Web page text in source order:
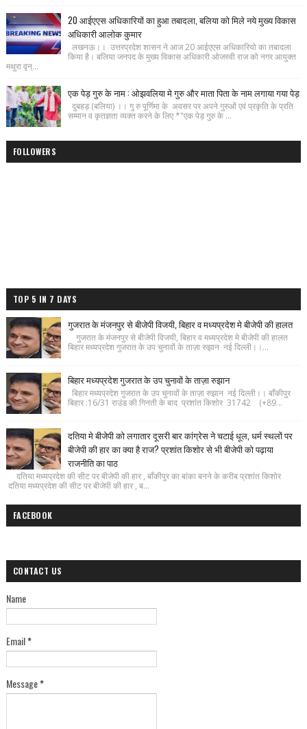
20 आईएएस अधिकारियों का हुआ तबादला, बलिया को मिले नये मुख्य विकास
अधिकारी आलोक कुमार
लखनऊ।। उत्तरप्रदेश शासन ने आज 20 आईएएस अधिकारियो का तबादला
किया है। बलिया जनपद के मुख्य विकास अधिकारी ओजस्वी राज को नगर आयुक्त
मथुरा वृन्...
एक पेड़ गुरु के नाम : ओझवलिया मे गुरु और माता पिता के नाम लगाया गया पेड़
दुबहड़ (बलिया) ।। गु रु पूर्णिमा के अवसर पर अपने गुरुओं एवं प्रकृति के प्रति
सम्मान व कृतज्ञता व्यक्त करने के लिए *"एक पेड़ गुरु के ...
FOLLOWERS
TOP 5 IN 7 DAYS
गुजरात के मंजनपुर से बीजेपी विजयी, बिहार व मध्यप्रदेश मे बीजेपी की हालत
गुजरात के मंजनपुर से बीजेपी विजयी, बिहार व मध्यप्रदेश मे बीजेपी की हालत
बिहार मध्यप्रदेश गुजरात के उप चुनावों के ताज़ा रुझान नई दिल्ली।।...
बिहार मध्यप्रदेश गुजरात के उप चुनावों के ताज़ा रुझान
बिहार मध्यप्रदेश गुजरात के उप चुनावों के ताज़ा रुझान नई दिल्ली।। बाँकीपुर
बिहार :16/31 राउंड की गिनती के बाद प्रशांत किशोर 31742 (+89...
दतिया मे बीजेपी को लगातार दूसरी बार कांग्रेस ने चटाई धूल, धर्म स्थलों पर
बीजेपी की हार का क्या है राज? प्रशांत किशोर से भी बीजेपी को पढ़ाया
राजनीति का पाठ
दतिया मध्यप्रदेश की सीट पर बीजेपी की हार , बाँकीपुर का बांका बनने के करीब प्रशांत किशोर
दतिया मध्यप्रदेश की सीट पर बीजेपी की हार , ब...
FACEBOOK
CONTACT US
Name
Email*
Message*